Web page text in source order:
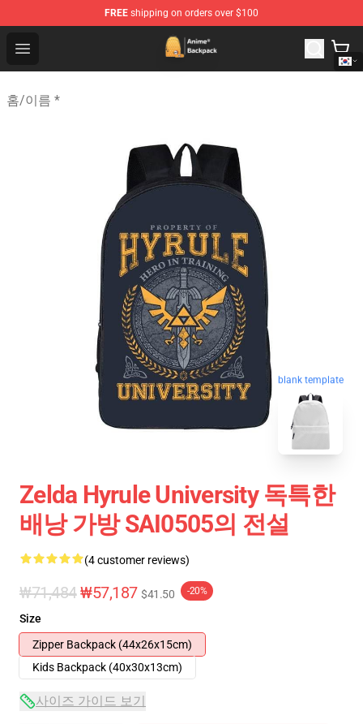
FREE shipping on orders over $100
Open menu
Anime Backpack Shop - Official Anime Backpack Store
홈/이름 *
blank template
Zelda Hyrule University 독특한
배낭 가방 SAI0505의 전설
(4 customer reviews)
₩71,484₩57,187 $41.50 -20%
Size
Zipper Backpack (44x26x15cm)
Kids Backpack (40x30x13cm)
사이즈 가이드 보기